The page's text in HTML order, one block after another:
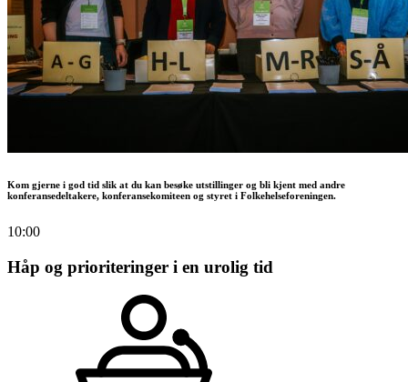
Kom gjerne i god tid slik at du kan besøke utstillinger og bli kjent med andre
konferansedeltakere, konferansekomiteen og styret i Folkehelseforeningen.
10:00
Håp og prioriteringer i en urolig tid